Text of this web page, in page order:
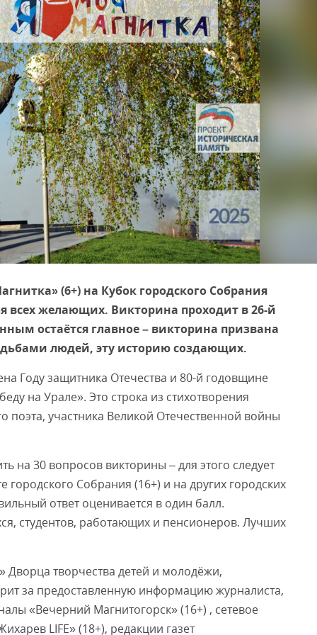
(6+) на Кубок городского Собрания
всех желающих. Викторина проходит в 26-й
остаётся главное – викторина призвана
людей, эту историю создающих.
Году защитника Отечества и 80-й годовщине
на Урале». Это строка из стихотворения
поэта, участника Великой Отечественной войны
на 30 вопросов викторины – для этого следует
городского Собрания (16+) и на других городских
ответ оценивается в один балл.
студентов, работающих и пенсионеров. Лучших
Дворца творчества детей и молодёжи,
за предоставленную информацию журналиста,
«Вечерний Магнитогорск» (16+) , сетевое
LIFE» (18+), редакции газет